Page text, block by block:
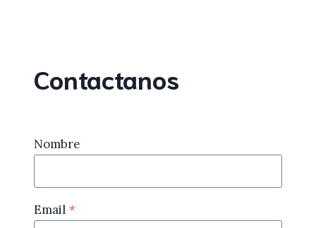
Contactanos
Nombre
Email *